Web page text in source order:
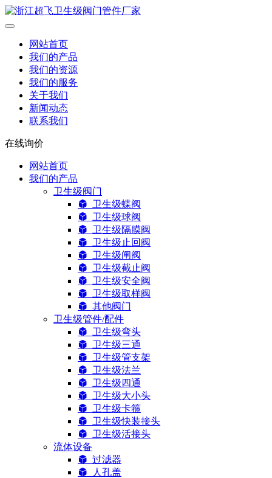
网站首页
我们的产品
我们的资源
我们的服务
关于我们
新闻动态
联系我们
在线询价
网站首页
我们的产品
卫生级阀门
卫生级蝶阀
卫生级球阀
卫生级隔膜阀
卫生级止回阀
卫生级闸阀
卫生级截止阀
卫生级安全阀
卫生级取样阀
其他阀门
卫生级管件/配件
卫生级弯头
卫生级三通
卫生级管支架
卫生级法兰
卫生级四通
卫生级大小头
卫生级卡箍
卫生级快装接头
卫生级活接头
流体设备
过滤器
人孔盖